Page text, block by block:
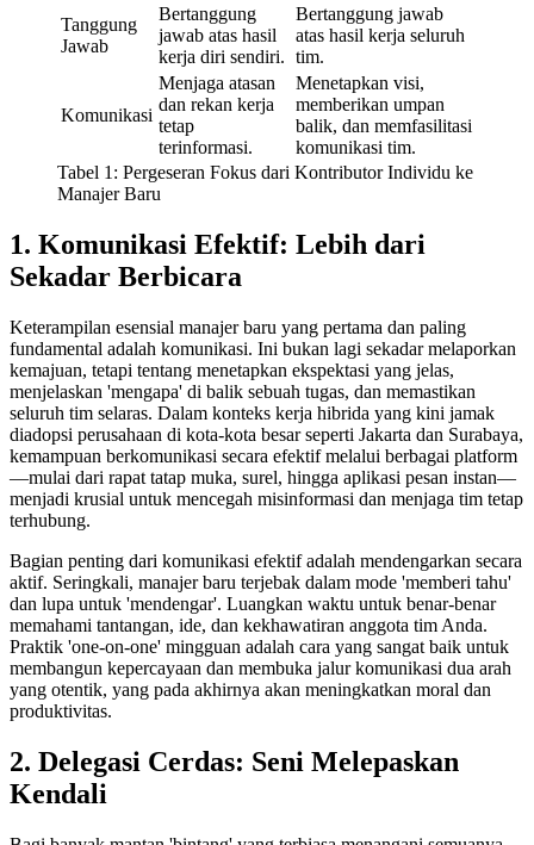
Tanggung
Jawab
Bertanggung
jawab atas hasil
kerja diri sendiri.
Bertanggung jawab
atas hasil kerja seluruh
tim.
Komunikasi
Menjaga atasan
dan rekan kerja
tetap
terinformasi.
Menetapkan visi,
memberikan umpan
balik, dan memfasilitasi
komunikasi tim.
Tabel 1: Pergeseran Fokus dari Kontributor Individu ke
Manajer Baru
1. Komunikasi Efektif: Lebih dari
Sekadar Berbicara
Keterampilan esensial manajer baru yang pertama dan paling
fundamental adalah komunikasi. Ini bukan lagi sekadar melaporkan
kemajuan, tetapi tentang menetapkan ekspektasi yang jelas,
menjelaskan 'mengapa' di balik sebuah tugas, dan memastikan
seluruh tim selaras. Dalam konteks kerja hibrida yang kini jamak
diadopsi perusahaan di kota-kota besar seperti Jakarta dan Surabaya,
kemampuan berkomunikasi secara efektif melalui berbagai platform
—mulai dari rapat tatap muka, surel, hingga aplikasi pesan instan—
menjadi krusial untuk mencegah misinformasi dan menjaga tim tetap
terhubung.
Bagian penting dari komunikasi efektif adalah mendengarkan secara
aktif. Seringkali, manajer baru terjebak dalam mode 'memberi tahu'
dan lupa untuk 'mendengar'. Luangkan waktu untuk benar-benar
memahami tantangan, ide, dan kekhawatiran anggota tim Anda.
Praktik 'one-on-one' mingguan adalah cara yang sangat baik untuk
membangun kepercayaan dan membuka jalur komunikasi dua arah
yang otentik, yang pada akhirnya akan meningkatkan moral dan
produktivitas.
2. Delegasi Cerdas: Seni Melepaskan
Kendali